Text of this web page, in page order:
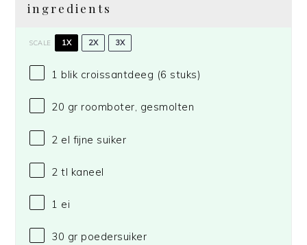
ingredients
SCALE 1X 2X 3X
1 blik croissantdeeg (6 stuks)
20 gr roomboter, gesmolten
2 el fijne suiker
2 tl kaneel
1 ei
30 gr poedersuiker